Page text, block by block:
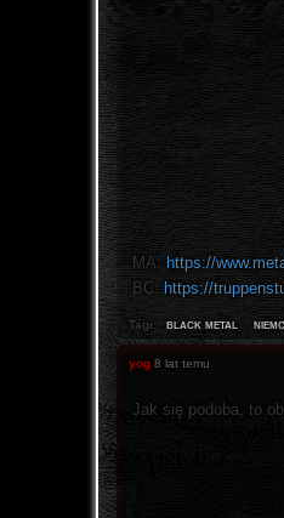
MA: https://
BC: https://
Tagi: black metal
yog 8 lat temu
Jak się podoba, to